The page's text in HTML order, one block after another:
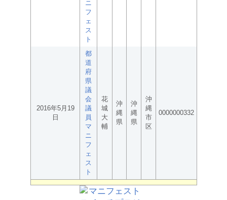
ニ
フ
ェ
ス
ト
2016年5月19
日
都
道
府
県
議
会
議
員
マ
ニ
フ
ェ
ス
ト
花
城
大
輔
沖
縄
県
沖
縄
県
沖
縄
市
区
0000000332